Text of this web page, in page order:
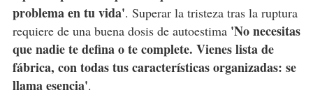
problema en tu vida'. Superar la tristeza tras la ruptura
requiere de una buena dosis de autoestima 'No necesitas
que nadie te defina o te complete. Vienes lista de
fábrica, con todas tus características organizadas: se
llama esencia'.